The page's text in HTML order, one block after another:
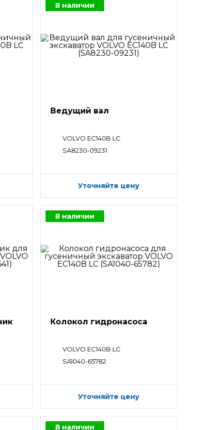
В наличии
Ведущий вал
VOLVO EC140B LC
SA8230-09231
Уточняйте цену
В наличии
Колокол гидронасоса
VOLVO EC140B LC
SA1040-65782
Уточняйте цену
В наличии